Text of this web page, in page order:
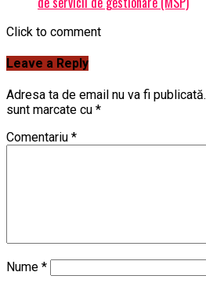
Click to comment
Leave a Reply
Adresa ta de email nu va fi publicată.
sunt marcate cu *
Comentariu *
Nume *